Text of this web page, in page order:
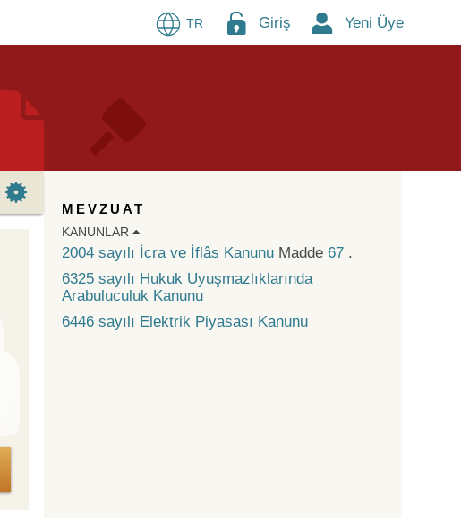
TR Giriş Yeni Üye
MEVZUAT
KANUNLAR
2004 sayılı İcra ve İflâs Kanunu Madde 67 .
6325 sayılı Hukuk Uyuşmazlıklarında
Arabuluculuk Kanunu
6446 sayılı Elektrik Piyasası Kanunu